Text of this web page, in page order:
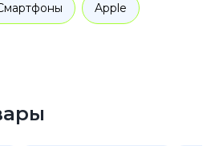
Apple